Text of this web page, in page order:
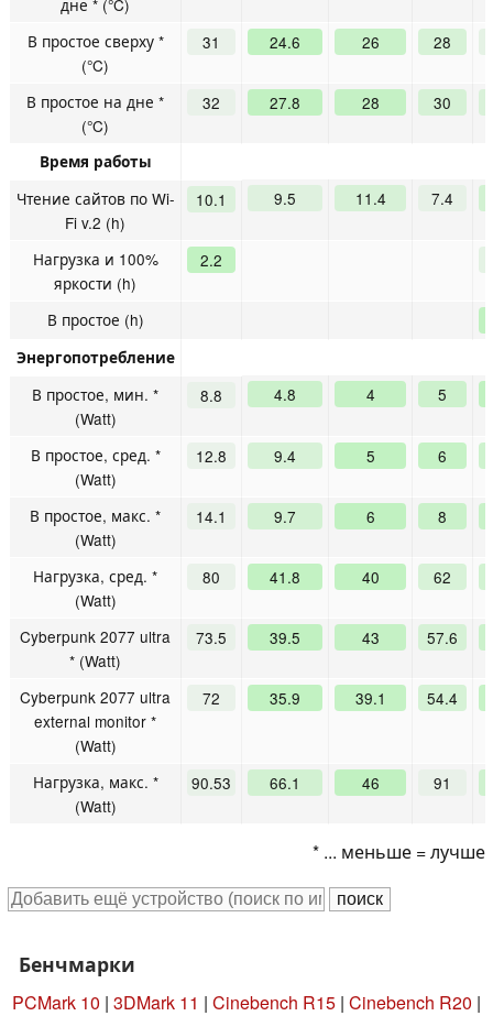
В простое сверху *
(°C)
31 24.6 26 28
В простое на дне *
(°C)
32 27.8 28 30
Время работы
Чтение сайтов по Wi-
Fi v.2 (h)
10.1 9.5 11.4 7.4
Нагрузка и 100%
яркости (h)
2.2
В простое (h)
Энергопотребление
В простое, мин. *
(Watt)
8.8 4.8 4 5
В простое, сред. *
(Watt)
12.8 9.4 5 6
В простое, макс. *
(Watt)
14.1 9.7 6 8
Нагрузка, сред. *
(Watt)
80 41.8 40 62
Cyberpunk 2077 ultra
* (Watt)
73.5 39.5 43 57.6
Cyberpunk 2077 ultra
external monitor *
(Watt)
72 35.9 39.1 54.4
Нагрузка, макс. *
(Watt)
90.53 66.1 46 91
* ... меньше = лучше
Бенчмарки
PCMark 10 | 3DMark 11 | Cinebench R15 | Cinebench R20 |